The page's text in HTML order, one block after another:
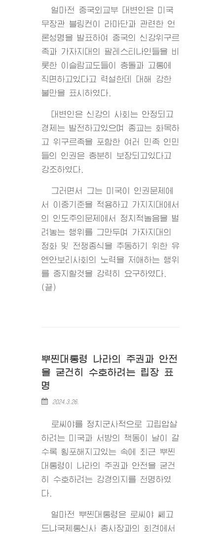
얼마전 중국외교부 대변인은 미국
무장관 블링컨이 라마단과 관련한 언
론성명을 발표하여 중국의 신강위구르
족과 가자지대의 팔레스티나인들을 비
롯한 이슬람교도들이 충돌과 고통에
직면하고있다고 력설한데 대해 강한
불만을 표시하였다.
대변인은 신강의 사회는 안정되고
경제는 발전하고있으며 종교는 화목하
고 위구르족을 포함한 여러 민족 인민
들의 인권은 충분히 보장되고있다고
강조하였다.
그러면서 그는 미국이 인권문제에
서 이중기준을 적용하고 가지지대에서
의 인도주의문제에서 정치적놀음을 벌
려놓는 행위를 그만두며 가자지대의
정화 및 전쟁종식을 추동하기 위한 유
엔안보리사회의 노력을 저애하는 행위
를 중지할것을 강력히 요구하였다.
(끝)
뿌찐대통령 나라의 주권과 안전
을 굳건히 수호하려는 립장 표
명
2024.3.26.
로씨야를 정치군사적으로 고립압살
하려는 미국과 서방의 책동이 날이 갈
수록 횡포해지고있는 속에 최근 뿌찐
대통령이 나라의 주권과 안전을 굳건
히 수호하려는 강경의지를 천명하였
다.
얼마전 뿌찐대통령은 로씨야 쎄고
드냐국제통신사 총사장과의 회견에서